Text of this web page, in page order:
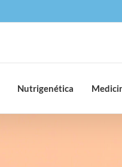
Nutrigenética